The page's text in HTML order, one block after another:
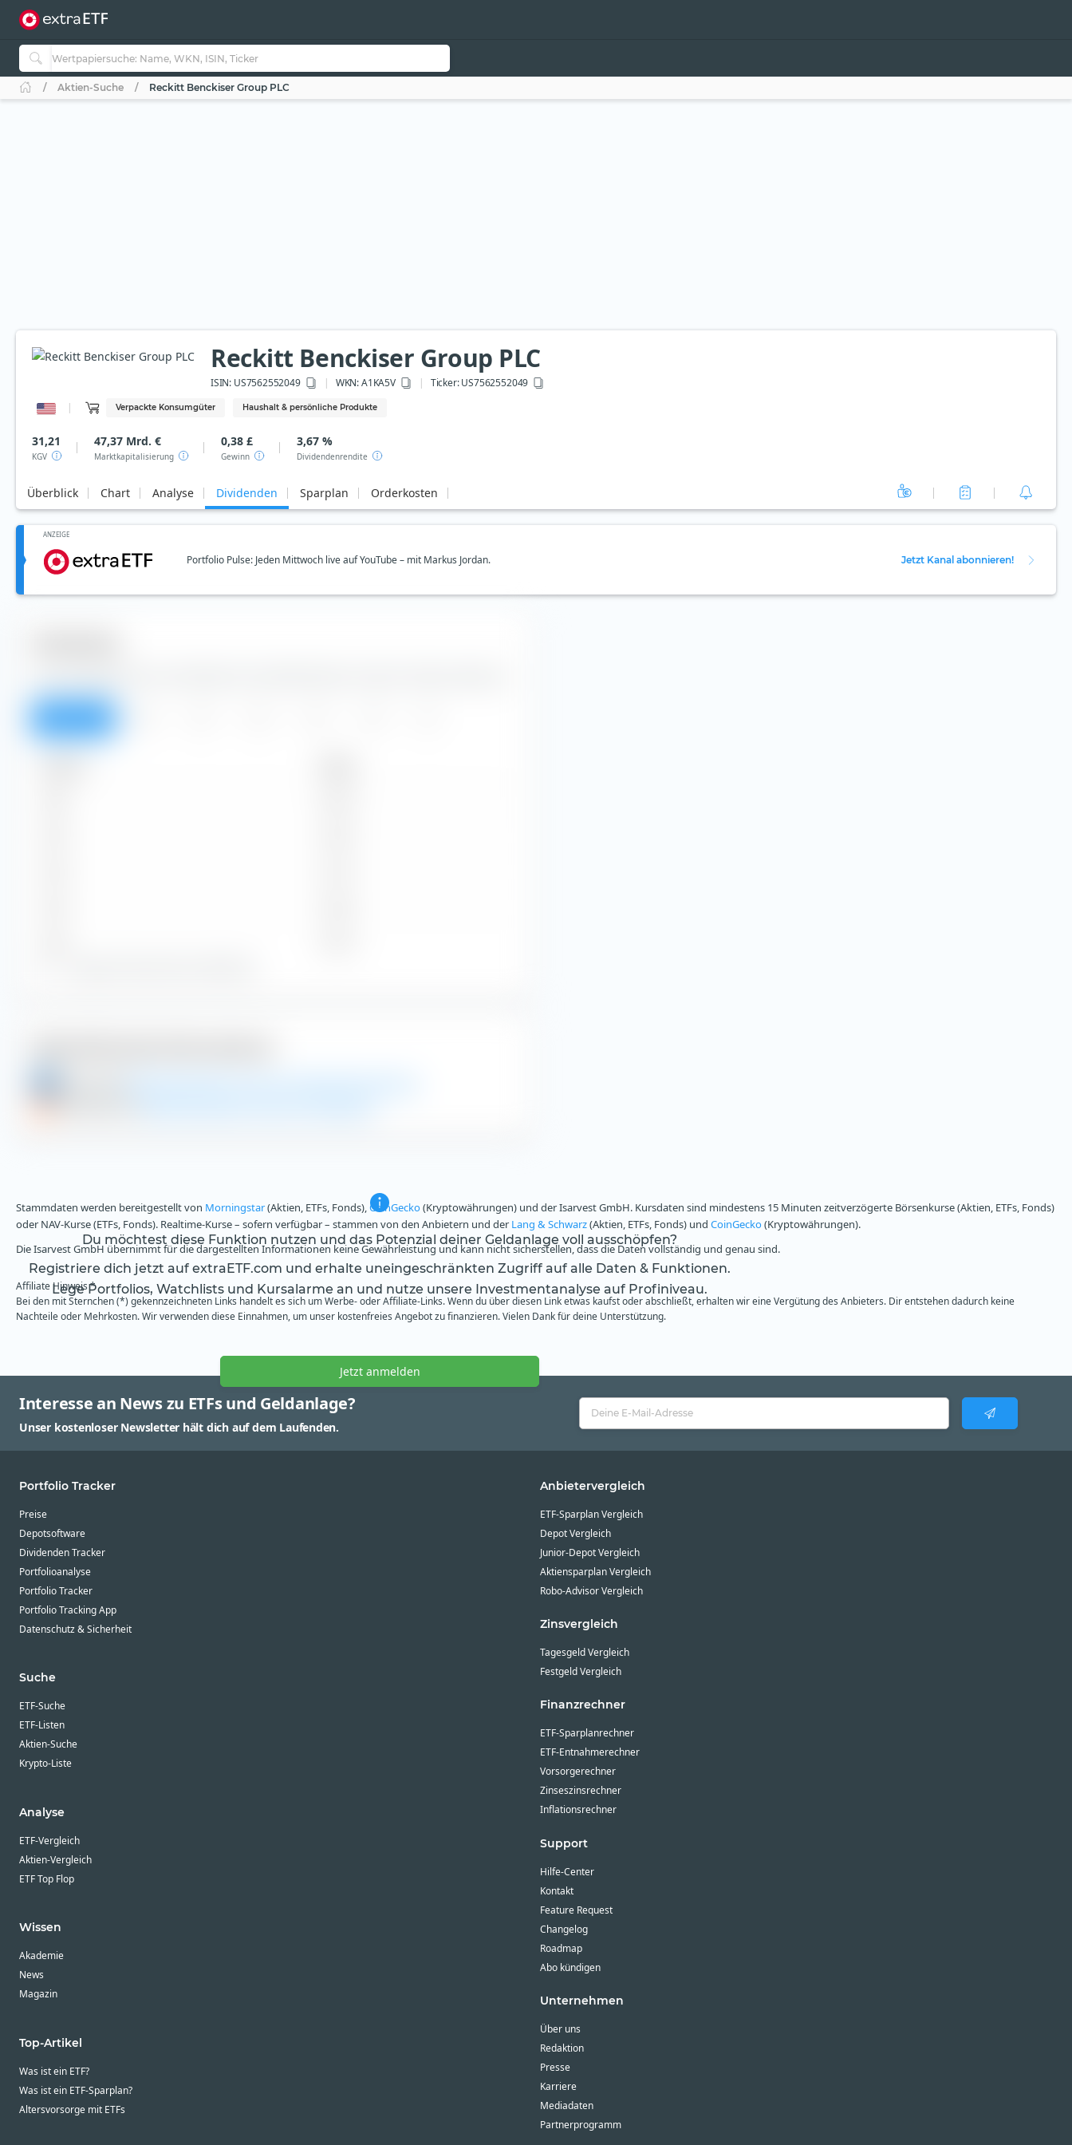
Aktien-Suche Reckitt Benckiser Group PLC
Reckitt Benckiser Group PLC
ISIN: US7562552049 WKN: A1KA5V Ticker:US7562552049
Verpackte Konsumgüter Haushalt & persönliche Produkte
31,21
KGV
47,37 Mrd. €
Marktkapitalisierung
0,38 £
Gewinn
3,67 %
Dividendenrendite
Überblick Chart Analyse Dividenden Sparplan Orderkosten
ANZEIGE
Portfolio Pulse: Jeden Mittwoch live auf YouTube – mit Markus Jordan. Jetzt Kanal abonnieren!
Du möchtest diese Funktion nutzen und das Potenzial deiner Geldanlage voll ausschöpfen?
Registriere dich jetzt auf extraETF.com und erhalte uneingeschränkten Zugriff auf alle Daten & Funktionen.
Lege Portfolios, Watchlists und Kursalarme an und nutze unsere Investmentanalyse auf Profiniveau.
Jetzt anmelden
Stammdaten werden bereitgestellt von Morningstar(Aktien, ETFs, Fonds),CoinGecko(Kryptowährungen) und der Isarvest GmbH. Kursdaten sind mindestens 15 Minuten zeitverzögerte Börsenkurse (Aktien, ETFs, Fonds)
oder NAV-Kurse (ETFs, Fonds). Realtime-Kurse – sofern verfügbar – stammen von den Anbietern und der Lang & Schwarz(Aktien, ETFs, Fonds) und CoinGecko(Kryptowährungen).
Die Isarvest GmbH übernimmt für die dargestellten Informationen keine Gewährleistung und kann nicht sicherstellen, dass die Daten vollständig und genau sind.
Affiliate Hinweis *
Bei den mit Sternchen (*) gekennzeichneten Links handelt es sich um Werbe- oder Affiliate-Links. Wenn du über diesen Link etwas kaufst oder abschließt, erhalten wir eine Vergütung des Anbieters. Dir entstehen dadurch keine
Nachteile oder Mehrkosten. Wir verwenden diese Einnahmen, um unser kostenfreies Angebot zu finanzieren. Vielen Dank für deine Unterstützung.
Interesse an News zu ETFs und Geldanlage?
Unser kostenloser Newsletter hält dich auf dem Laufenden.
Portfolio Tracker
Preise
Depotsoftware
Dividenden Tracker
Portfolioanalyse
Portfolio Tracker
Portfolio Tracking App
Datenschutz & Sicherheit
Suche
ETF-Suche
ETF-Listen
Aktien-Suche
Krypto-Liste
Analyse
ETF-Vergleich
Aktien-Vergleich
ETF Top Flop
Wissen
Akademie
News
Magazin
Top-Artikel
Was ist ein ETF?
Was ist ein ETF-Sparplan?
Altersvorsorge mit ETFs
Anbietervergleich
ETF-Sparplan Vergleich
Depot Vergleich
Junior-Depot Vergleich
Aktiensparplan Vergleich
Robo-Advisor Vergleich
Zinsvergleich
Tagesgeld Vergleich
Festgeld Vergleich
Finanzrechner
ETF-Sparplanrechner
ETF-Entnahmerechner
Vorsorgerechner
Zinseszinsrechner
Inflationsrechner
Support
Hilfe-Center
Kontakt
Feature Request
Changelog
Roadmap
Abo kündigen
Unternehmen
Über uns
Redaktion
Presse
Karriere
Mediadaten
Partnerprogramm